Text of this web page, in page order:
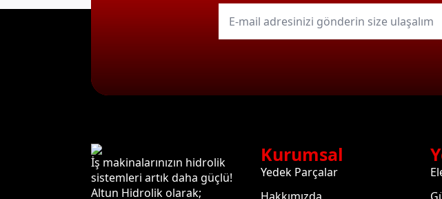
E-
mail
İş makinalarınızın hidrolik
sistemleri artık daha güçlü!
Altun Hidrolik olarak;
Kurumsal
Yedek Parçalar